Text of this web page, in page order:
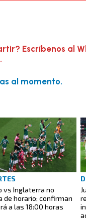
Escríbenos al
al momento.
vs Inglaterra no
de horario; confirman
a las 18:00 horas